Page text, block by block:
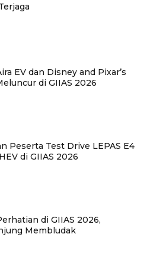
EV dan Disney and Pixar’s
di GIIAS 2026
Peserta Test Drive LEPAS E4
di GIIAS 2026
di GIIAS 2026,
Membludak